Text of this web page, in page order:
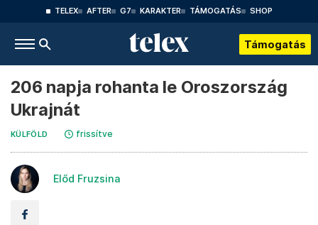
TELEX AFTER G7 KARAKTER TÁMOGATÁS SHOP
Támogatás
206 napja rohanta le Oroszország
Ukrajnát
KÜLFÖLD frissítve
Előd Fruzsina